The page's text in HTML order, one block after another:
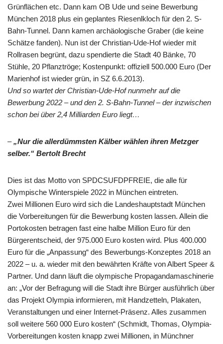
Grünflächen etc. Dann kam OB Ude und seine Bewerbung
München 2018 plus ein geplantes Riesenlkloch für den 2. S-
Bahn-Tunnel. Dann kamen archäologische Graber (die keine
Schätze fanden). Nun ist der Christian-Ude-Hof wieder mit
Rollrasen begrünt, dazu spendierte die Stadt 40 Bänke, 70
Stühle, 20 Pflanztröge; Kostenpunkt: offiziell 500.000 Euro (Der
Marienhof ist wieder grün, in SZ 6.6.2013).
Und so wartet der Christian-Ude-Hof nunmehr auf die
Bewerbung 2022 – und den 2. S-Bahn-Tunnel – der inzwischen
schon bei über 2,4 Milliarden Euro liegt…
–„Nur die allerdümmsten Kälber wählen ihren Metzger
selber.“ Bertolt Brecht
Dies ist das Motto von SPDCSUFDPFREIE, die alle für
Olympische Winterspiele 2022 in München eintreten.
Zwei Millionen Euro wird sich die Landeshauptstadt München
die Vorbereitungen für die Bewerbung kosten lassen. Allein die
Portokosten betragen fast eine halbe Million Euro für den
Bürgerentscheid, der 975.000 Euro kosten wird. Plus 400.000
Euro für die „Anpassung“ des Bewerbungs-Konzeptes 2018 an
2022 – u. a. wieder mit den bewährten Kräfte von Albert Speer &
Partner. Und dann läuft die olympische Propagandamaschinerie
an: „Vor der Befragung will die Stadt ihre Bürger ausführlich über
das Projekt Olympia informieren, mit Handzetteln, Plakaten,
Veranstaltungen und einer Internet-Präsenz. Alles zusammen
soll weitere 560 000 Euro kosten“ (Schmidt, Thomas, Olympia-
Vorbereitungen kosten knapp zwei Millionen, in Münchner